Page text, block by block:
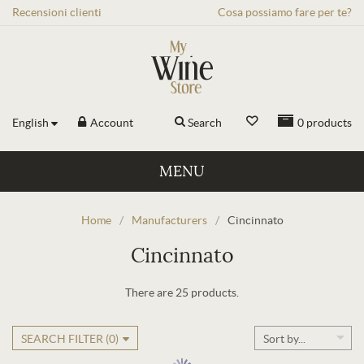
Recensioni clienti Cosa possiamo fare per te?
English Account 0 products
Search
MENU
Home / Manufacturers / Cincinnato
Cincinnato
There are 25 products.
SEARCH FILTER (0) Sort by...